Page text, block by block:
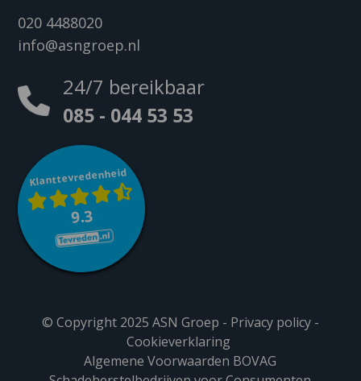
020 4488020
info@asngroep.nl
24/7 bereikbaar
085 - 044 53 53
Klanttevredenheid
9.3
© Copyright 2025 ASN Groep - Privacy policy-
Cookieverklaring
Algemene Voorwaarden BOVAG